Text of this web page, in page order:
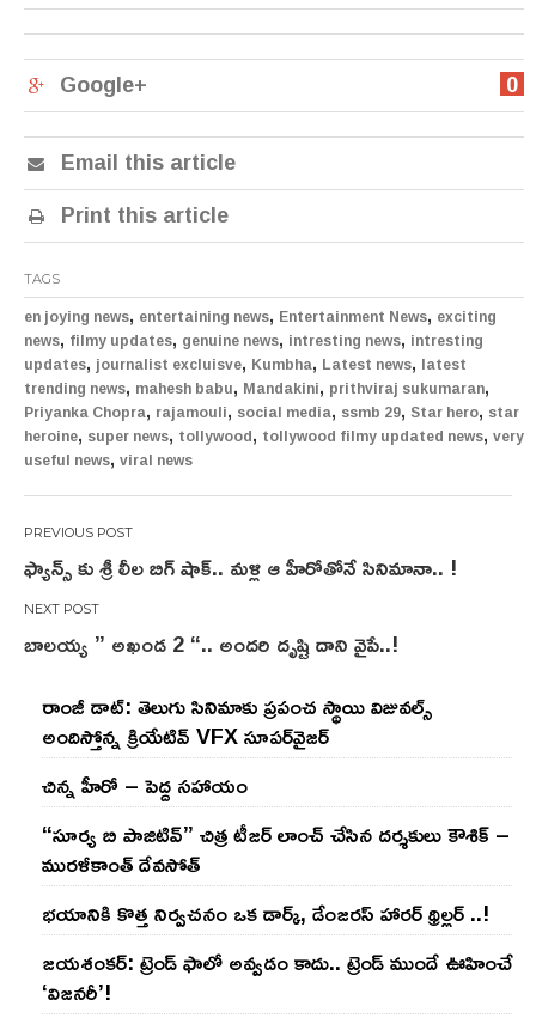
0
Google+
Email this article
Print this article
TAGS
en joying news, entertaining news, Entertainment News, exciting
news, filmy updates, genuine news, intresting news, intresting
updates, journalist excluisve, Kumbha, Latest news, latest
trending news, mahesh babu, Mandakini, prithviraj sukumaran,
Priyanka Chopra, rajamouli, social media, ssmb 29, Star hero, star
heroine, super news, tollywood, tollywood filmy updated news, very
useful news, viral news
Post
navigation
ఫ్యాన్స్ కు శ్రీ లీల బిగ్ షాక్.. మళ్లి ఆ హీరోతోనే సినిమానా.. !
బాలయ్య ” అఖండ 2 “.. అందరి దృష్టి దాని వైపే..!
రాంజీ డాట్: తెలుగు సినిమాకు ప్రపంచ స్థాయి విజువల్స్
అందిస్తోన్న క్రియేటివ్ VFX సూపర్‌వైజర్
చిన్న హీరో – పెద్ద సహాయం
“సూర్య బి పాజిటివ్” చిత్ర టీజర్ లాంచ్ చేసిన‌ దర్శకులు కౌశిక్ –
మురళీకాంత్ దేవసోత్
భయానికి కొత్త నిర్వచనం ఒక డార్క్, డేంజరస్ హారర్ థ్రిల్లర్ ..!
జయశంకర్: ట్రెండ్‌ ఫాలో అవ్వడం కాదు.. ట్రెండ్‌ ముందే ఊహించే
‘విజనరీ’!